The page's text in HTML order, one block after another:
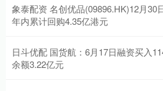
象泰配资 名创优品(09896.HK)12月30
年内累计回购4.35亿港元
日斗优配 国货航：6月17日融资买入
余额3.22亿元